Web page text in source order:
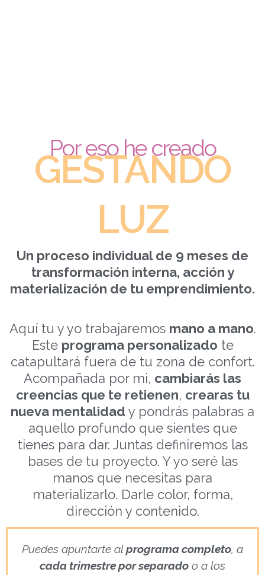
Por eso he creado
GESTANDO
LUZ
Un proceso individual de 9 meses de
transformación interna, acción y
materialización de tu emprendimiento.
Aquí tu y yo trabajaremos mano a mano.
Este programa personalizado te
catapultará fuera de tu zona de confort.
Acompañada por mi, cambiarás las
creencias que te retienen, crearas tu
nueva mentalidad y pondrás palabras a
aquello profundo que sientes que
tienes para dar. Juntas definiremos las
bases de tu proyecto. Y yo seré las
manos que necesitas para
materializarlo. Darle color, forma,
dirección y contenido.
Puedes apuntarte alprograma completo, a
cada trimestre por separado o a los